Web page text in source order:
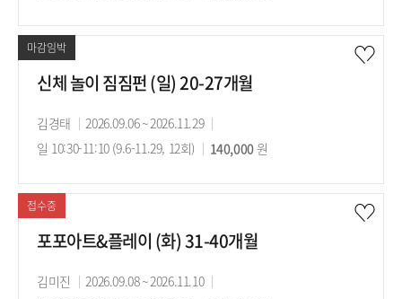
간
간
료
마감임박
신체 놀이 짐짐펀 (일) 20-27개월
강
사
김경태
강
의
간
2026.09.06 ~ 2026.11.29
의
간
일 10:30-11:10 (9.6-11.29, 12회)
수
료
140,000원
접수중
포포아트&플레이 (화) 31-40개월
강
김미진
강
2026.09.08 ~ 2026.11.10